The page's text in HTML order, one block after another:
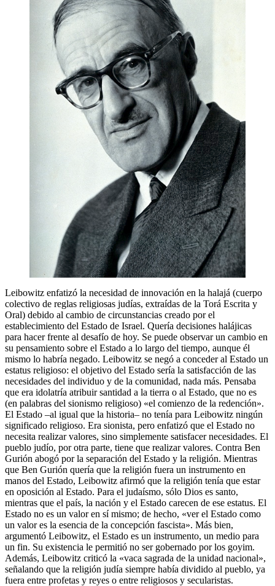
Leibowitz enfatizó la necesidad de innovación en la halajá (cuerpo
colectivo de reglas religiosas judías, extraídas de la Torá Escrita y
Oral) debido al cambio de circunstancias creado por el
establecimiento del Estado de Israel. Quería decisiones halájicas
para hacer frente al desafío de hoy. Se puede observar un cambio en
su pensamiento sobre el Estado a lo largo del tiempo, aunque él
mismo lo habría negado. Leibowitz se negó a conceder al Estado un
estatus religioso: el objetivo del Estado sería la satisfacción de las
necesidades del individuo y de la comunidad, nada más. Pensaba
que era idolatría atribuir santidad a la tierra o al Estado, que no es
(en palabras del sionismo religioso) «el comienzo de la redención».
El Estado –al igual que la historia– no tenía para Leibowitz ningún
significado religioso. Era sionista, pero enfatizó que el Estado no
necesita realizar valores, sino simplemente satisfacer necesidades. El
pueblo judío, por otra parte, tiene que realizar valores. Contra Ben
Gurión abogó por la separación del Estado y la religión. Mientras
que Ben Gurión quería que la religión fuera un instrumento en
manos del Estado, Leibowitz afirmó que la religión tenía que estar
en oposición al Estado. Para el judaísmo, sólo Dios es santo,
mientras que el país, la nación y el Estado carecen de ese estatus. El
Estado no es un valor en sí mismo; de hecho, «ver el Estado como
un valor es la esencia de la concepción fascista». Más bien,
argumentó Leibowitz, el Estado es un instrumento, un medio para
un fin. Su existencia le permitió no ser gobernado por los goyim.
Además, Leibowitz criticó la «vaca sagrada de la unidad nacional»,
señalando que la religión judía siempre había dividido al pueblo, ya
fuera entre profetas y reyes o entre religiosos y secularistas.